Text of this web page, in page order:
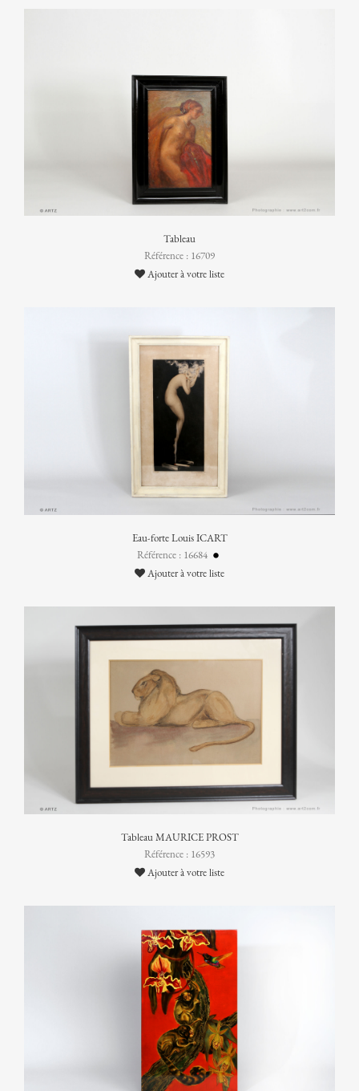
Tableau
Référence : 16709
Ajouter à votre liste
Eau-forte Louis ICART
Référence : 16684
Ajouter à votre liste
Tableau MAURICE PROST
Référence : 16593
Ajouter à votre liste